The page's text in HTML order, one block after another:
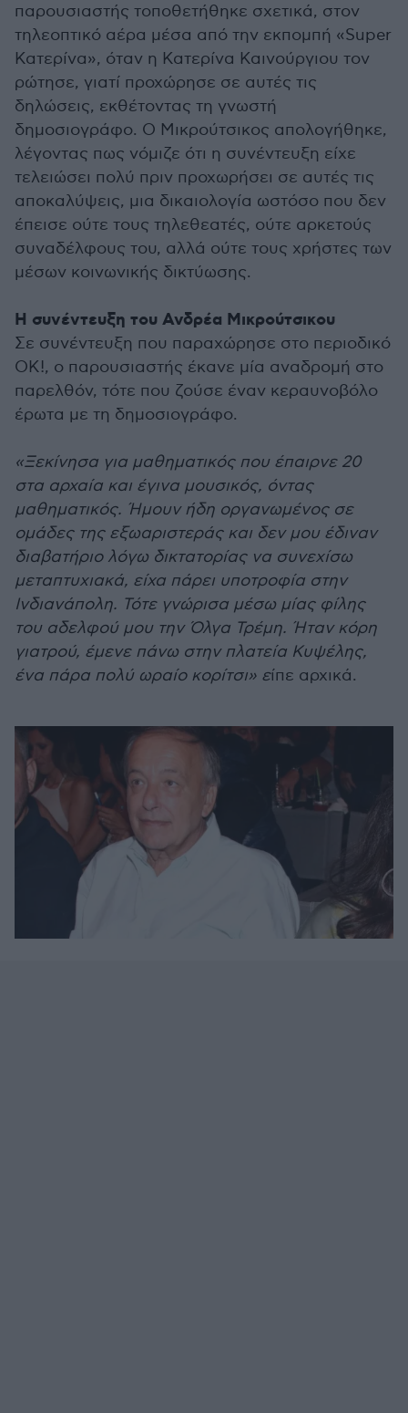
παρουσιαστής τοποθετήθηκε σχετικά, στον
τηλεοπτικό αέρα μέσα από την εκπομπή «Super
Κατερίνα», όταν η Κατερίνα Καινούργιου τον
ρώτησε, γιατί προχώρησε σε αυτές τις
δηλώσεις, εκθέτοντας τη γνωστή
δημοσιογράφο. Ο Μικρούτσικος απολογήθηκε,
λέγοντας πως νόμιζε ότι η συνέντευξη είχε
τελειώσει πολύ πριν προχωρήσει σε αυτές τις
αποκαλύψεις, μια δικαιολογία ωστόσο που δεν
έπεισε ούτε τους τηλεθεατές, ούτε αρκετούς
συναδέλφους του, αλλά ούτε τους χρήστες των
μέσων κοινωνικής δικτύωσης.
Η συνέντευξη του Ανδρέα Μικρούτσικου
Σε συνέντευξη που παραχώρησε στο περιοδικό
ΟΚ!, ο παρουσιαστής έκανε μία αναδρομή στο
παρελθόν, τότε που ζούσε έναν κεραυνοβόλο
έρωτα με τη δημοσιογράφο.
«Ξεκίνησα για μαθηματικός που έπαιρνε 20
στα αρχαία και έγινα μουσικός, όντας
μαθηματικός. Ήμουν ήδη οργανωμένος σε
ομάδες της εξωαριστεράς και δεν μου έδιναν
διαβατήριο λόγω δικτατορίας να συνεχίσω
μεταπτυχιακά, είχα πάρει υποτροφία στην
Ινδιανάπολη. Τότε γνώρισα μέσω μίας φίλης
του αδελφού μου την Όλγα Τρέμη. Ήταν κόρη
γιατρού, έμενε πάνω στην πλατεία Κυψέλης,
ένα πάρα πολύ ωραίο κορίτσι» είπε αρχικά.